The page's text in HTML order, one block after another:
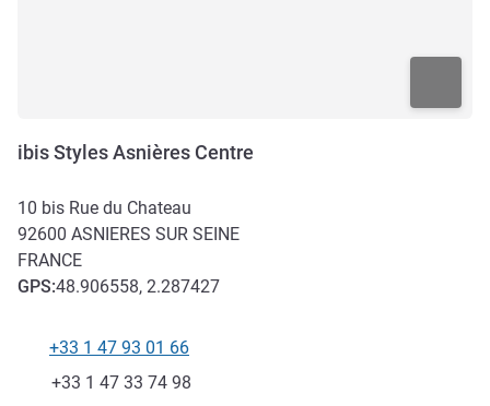
ibis Styles Asnières Centre
10 bis Rue du Chateau
92600 ASNIERES SUR SEINE
FRANCE
GPS:48.906558, 2.287427
Téléphone
+33 1 47 93 01 66
Fax
+33 1 47 33 74 98